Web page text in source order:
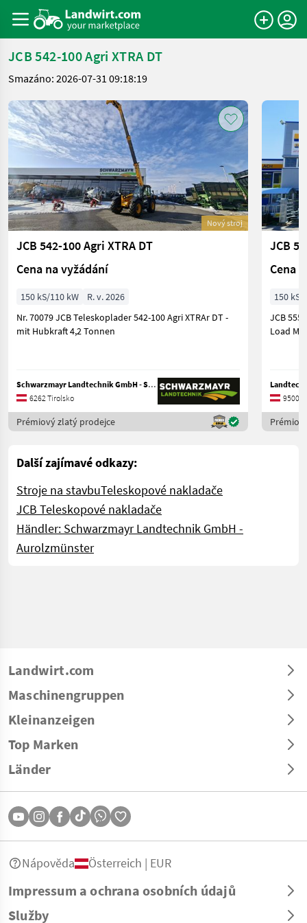
JCB 542-100 Agri XTRA DT
Smazáno: 2026-07-31 09:18:19
Nový stroj
JCB 542-100 Agri XTRA DT
Cena na vyžádání
150 kS/110 kW
R. v. 2026
Nr. 70079 JCB Teleskoplader 542-100 Agri XTRAr DT -
mit Hubkraft 4,2 Tonnen
Schwarzmayr Landtechnik GmbH - Schlitters
6262 Tirolsko
Prémiový zlatý prodejce
JCB
Cena
150 kS/
JCB
Load
9500
Další zajímavé odkazy:
Stroje na stavbuTeleskopové nakladače
JCB Teleskopové nakladače
Händler: Schwarzmayr Landtechnik GmbH -
Aurolzmünster
Landwirt.com
Maschinengruppen
Kleinanzeigen
Top Marken
Länder
Impressum a ochrana osobních údajů
Služby
Nápověda Österreich | EUR